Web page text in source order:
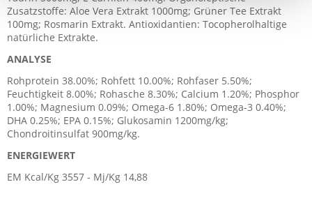
Zusatzstoffe: Aloe Vera Extrakt 1000mg; Grüner Tee Extrakt
100mg; Rosmarin Extrakt. Antioxidantien: Tocopherolhaltige
natürliche Extrakte.
ANALYSE
Rohprotein 38.00%; Rohfett 10.00%; Rohfaser 5.50%;
Feuchtigkeit 8.00%; Rohasche 8.30%; Calcium 1.20%; Phosphor
1.00%; Magnesium 0.09%; Omega-6 1.80%; Omega-3 0.40%;
DHA 0.25%; EPA 0.15%; Glukosamin 1200mg/kg;
Chondroitinsulfat 900mg/kg.
ENERGIEWERT
EM Kcal/Kg 3557 - Mj/Kg 14,88